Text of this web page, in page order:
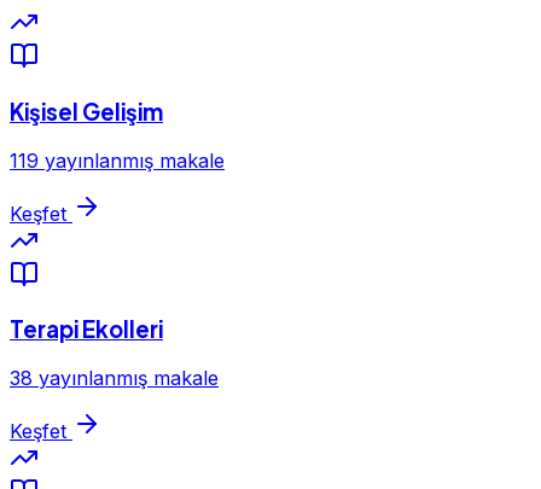
Kişisel Gelişim
119 yayınlanmış makale
Keşfet
Terapi Ekolleri
38 yayınlanmış makale
Keşfet